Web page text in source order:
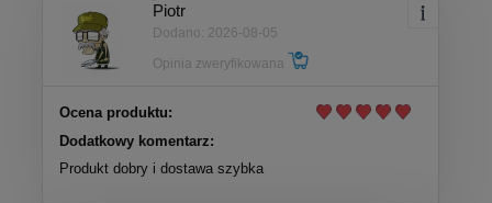
Piotr
Dodano: 2026-08-05
Opinia zweryfikowana
Ocena produktu:
Dodatkowy komentarz:
Produkt dobry i dostawa szybka